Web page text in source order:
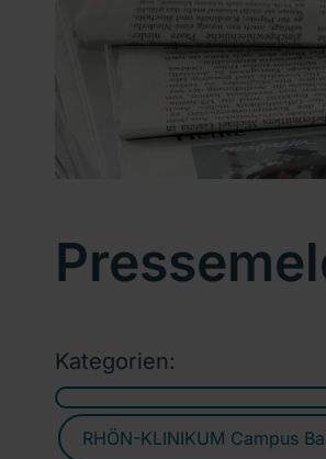
Kategorien:
RHÖN-KLINIKUM Campus